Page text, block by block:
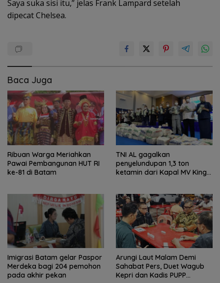
Saya suka sisi itu,” jelas Frank Lampard setelah
dipecat Chelsea.
Baca Juga
Ribuan Warga Meriahkan
Pawai Pembangunan HUT RI
ke-81 di Batam
TNI AL gagalkan
penyelundupan 1,3 ton
ketamin dari Kapal MV King
Imigrasi Batam gelar Paspor
Merdeka bagi 204 pemohon
pada akhir pekan
Arungi Laut Malam Demi
Sahabat Pers, Duet Wagub
Kepri dan Kadis PUPP